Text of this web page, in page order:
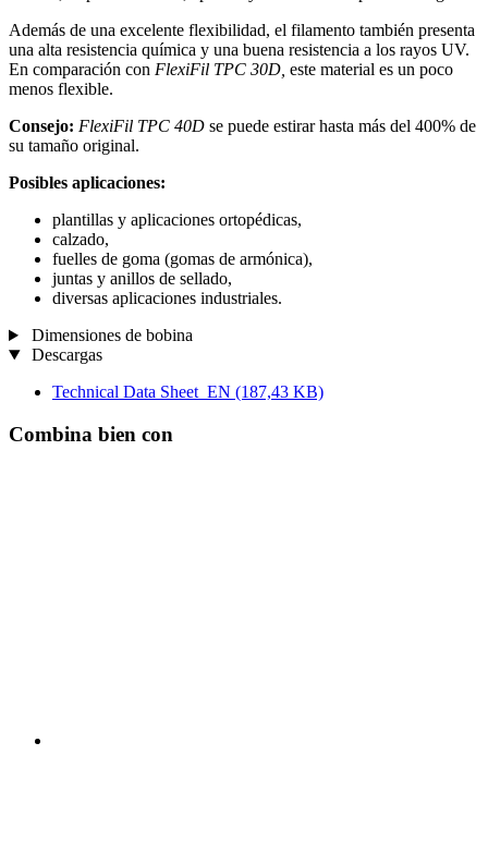
Además de una excelente flexibilidad, el filamento también presenta
una alta resistencia química y una buena resistencia a los rayos UV.
En comparación con FlexiFil TPC 30D, este material es un poco
menos flexible.
Consejo: FlexiFil TPC 40D se puede estirar hasta más del 400% de
su tamaño original.
Posibles aplicaciones:
plantillas y aplicaciones ortopédicas,
calzado,
fuelles de goma (gomas de armónica),
juntas y anillos de sellado,
diversas aplicaciones industriales.
Dimensiones de bobina
Descargas
Technical Data Sheet_EN (187,43 KB)
Combina bien con